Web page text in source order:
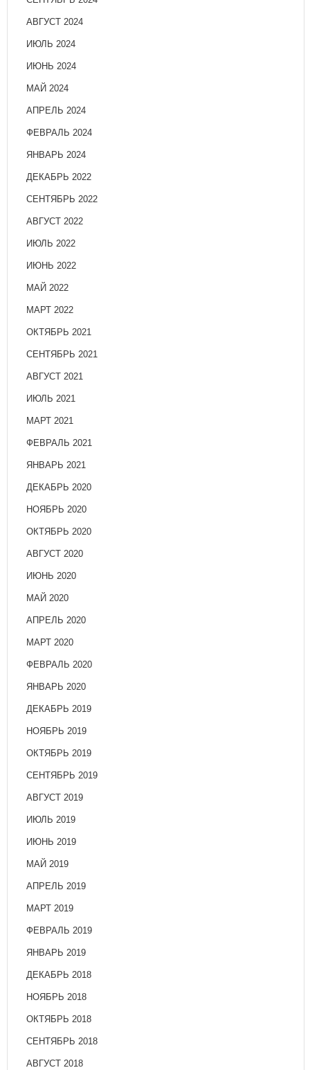
АВГУСТ 2024
ИЮЛЬ 2024
ИЮНЬ 2024
МАЙ 2024
АПРЕЛЬ 2024
ФЕВРАЛЬ 2024
ЯНВАРЬ 2024
ДЕКАБРЬ 2022
СЕНТЯБРЬ 2022
АВГУСТ 2022
ИЮЛЬ 2022
ИЮНЬ 2022
МАЙ 2022
МАРТ 2022
ОКТЯБРЬ 2021
СЕНТЯБРЬ 2021
АВГУСТ 2021
ИЮЛЬ 2021
МАРТ 2021
ФЕВРАЛЬ 2021
ЯНВАРЬ 2021
ДЕКАБРЬ 2020
НОЯБРЬ 2020
ОКТЯБРЬ 2020
АВГУСТ 2020
ИЮНЬ 2020
МАЙ 2020
АПРЕЛЬ 2020
МАРТ 2020
ФЕВРАЛЬ 2020
ЯНВАРЬ 2020
ДЕКАБРЬ 2019
НОЯБРЬ 2019
ОКТЯБРЬ 2019
СЕНТЯБРЬ 2019
АВГУСТ 2019
ИЮЛЬ 2019
ИЮНЬ 2019
МАЙ 2019
АПРЕЛЬ 2019
МАРТ 2019
ФЕВРАЛЬ 2019
ЯНВАРЬ 2019
ДЕКАБРЬ 2018
НОЯБРЬ 2018
ОКТЯБРЬ 2018
СЕНТЯБРЬ 2018
АВГУСТ 2018